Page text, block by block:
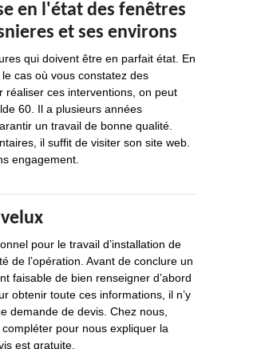
en l'état des fenêtres
et ses environs
qui doivent être en parfait état. En
cas où vous constatez des
réaliser ces interventions, on peut
60. Il a plusieurs années
un travail de bonne qualité.
il suffit de visiter son site web.
engagement.
pour le travail d’installation de
de l’opération. Avant de conclure un
faisable de bien renseigner d’abord
obtenir toute ces informations, il n’y
demande de devis. Chez nous,
pour nous expliquer la
est gratuite.